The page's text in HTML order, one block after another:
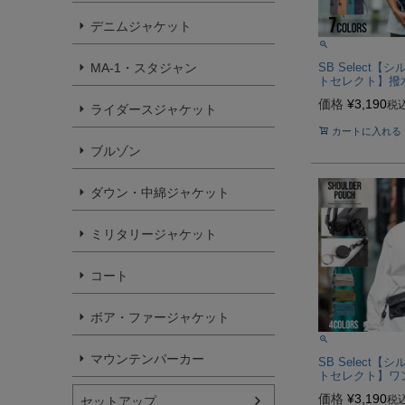
デニムジャケット
MA-1・スタジャン
ライダースジャケット
ブルゾン
ダウン・中綿ジャケット
ミリタリージャケット
コート
ボア・ファージャケット
マウンテンパーカー
セットアップ
SB Select【シ
トセレクト】
ポーチ/全8色【
応】
価格 ¥3,190税
カートに入れる
SB Select【シ
トセレクト】
価格 ¥3,190税